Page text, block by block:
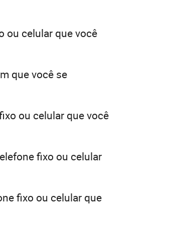
ou celular que você
que você se
ou celular que você
fixo ou celular
fixo ou celular que